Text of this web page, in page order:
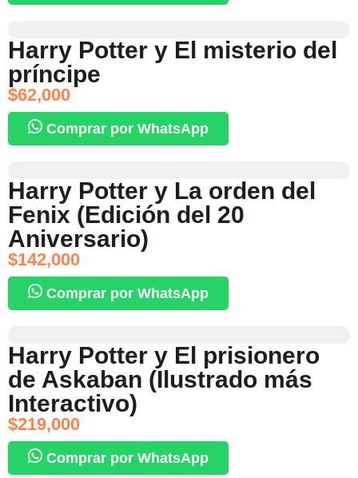
Harry Potter y El misterio del
príncipe
$62,000
Comprar por WhatsApp
Harry Potter y La orden del
Fenix (Edición del 20
Aniversario)
$142,000
Comprar por WhatsApp
Harry Potter y El prisionero
de Askaban (Ilustrado más
Interactivo)
$219,000
Comprar por WhatsApp